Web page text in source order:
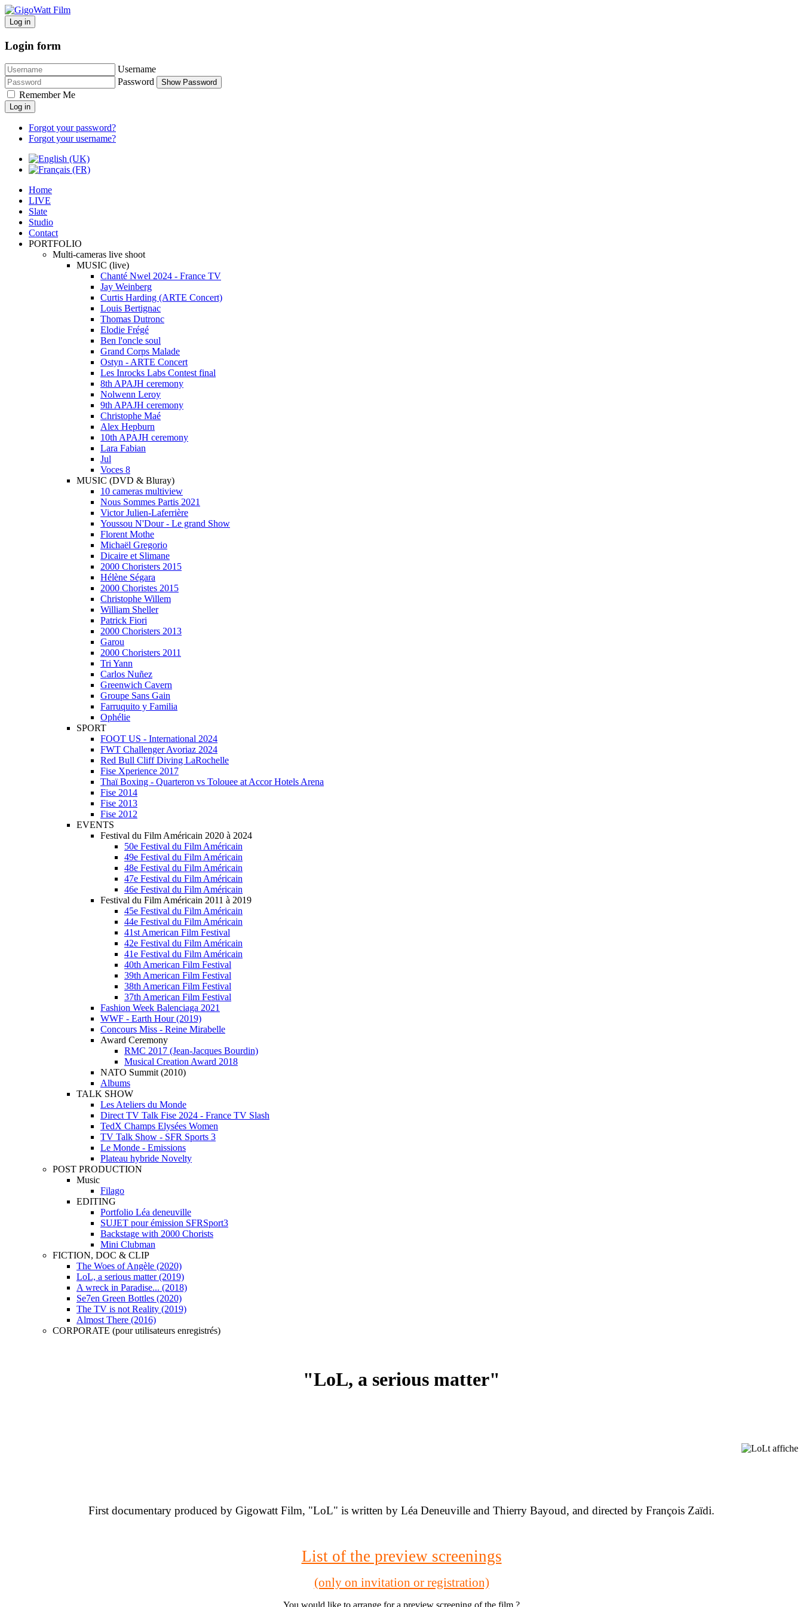
Log in
Login form
Username
Password
Show Password
Remember Me
Log in
Forgot your password?
Forgot your username?
Home
LIVE
Slate
Studio
Contact
PORTFOLIO
Multi-cameras live shoot
MUSIC (live)
Chanté Nwel 2024 - France TV
Jay Weinberg
Curtis Harding (ARTE Concert)
Louis Bertignac
Thomas Dutronc
Elodie Frégé
Ben l'oncle soul
Grand Corps Malade
Ostyn - ARTE Concert
Les Inrocks Labs Contest final
8th APAJH ceremony
Nolwenn Leroy
9th APAJH ceremony
Christophe Maé
Alex Hepburn
10th APAJH ceremony
Lara Fabian
Jul
Voces 8
MUSIC (DVD & Bluray)
10 cameras multiview
Nous Sommes Partis 2021
Victor Julien-Laferrière
Youssou N'Dour - Le grand Show
Florent Mothe
Michaël Gregorio
Dicaire et Slimane
2000 Choristers 2015
Hélène Ségara
2000 Choristes 2015
Christophe Willem
William Sheller
Patrick Fiori
2000 Choristers 2013
Garou
2000 Choristers 2011
Tri Yann
Carlos Nuñez
Greenwich Cavern
Groupe Sans Gain
Farruquito y Familia
Ophélie
SPORT
FOOT US - International 2024
FWT Challenger Avoriaz 2024
Red Bull Cliff Diving LaRochelle
Fise Xperience 2017
Thaï Boxing - Quarteron vs Tolouee at Accor Hotels Arena
Fise 2014
Fise 2013
Fise 2012
EVENTS
Festival du Film Américain 2020 à 2024
50e Festival du Film Américain
49e Festival du Film Américain
48e Festival du Film Américain
47e Festival du Film Américain
46e Festival du Film Américain
Festival du Film Américain 2011 à 2019
45e Festival du Film Américain
44e Festival du Film Américain
41st American Film Festival
42e Festival du Film Américain
41e Festival du Film Américain
40th American Film Festival
39th American Film Festival
38th American Film Festival
37th American Film Festival
Fashion Week Balenciaga 2021
WWF - Earth Hour (2019)
Concours Miss - Reine Mirabelle
Award Ceremony
RMC 2017 (Jean-Jacques Bourdin)
Musical Creation Award 2018
NATO Summit (2010)
Albums
TALK SHOW
Les Ateliers du Monde
Direct TV Talk Fise 2024 - France TV Slash
TedX Champs Elysées Women
TV Talk Show - SFR Sports 3
Le Monde - Emissions
Plateau hybride Novelty
POST PRODUCTION
Music
Filago
EDITING
Portfolio Léa deneuville
SUJET pour émission SFRSport3
Backstage with 2000 Chorists
Mini Clubman
FICTION, DOC & CLIP
The Woes of Angèle (2020)
LoL, a serious matter (2019)
A wreck in Paradise... (2018)
Se7en Green Bottles (2020)
The TV is not Reality (2019)
Almost There (2016)
CORPORATE (pour utilisateurs enregistrés)
"LoL, a serious matter"
First documentary produced by Gigowatt Film, "LoL" is written by Léa Deneuville and Thierry Bayoud, and directed by François Zaïdi.
List of the preview screenings
(only on invitation or registration)